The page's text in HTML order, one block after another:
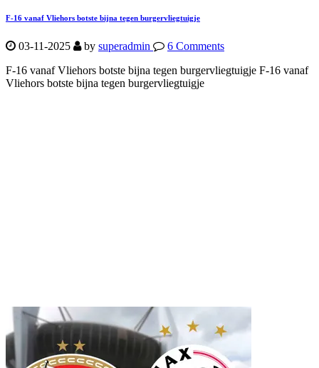
F-16 vanaf Vliehors botste bijna tegen burgervliegtuigje
03-11-2025 by superadmin
6 Comments
F-16 vanaf Vliehors botste bijna tegen burgervliegtuigje F-16 vanaf
Vliehors botste bijna tegen burgervliegtuigje